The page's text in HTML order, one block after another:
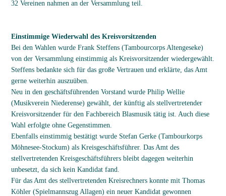
32 Vereinen nahmen an der Versammlung teil.
Einstimmige Wiederwahl des Kreisvorsitzenden
Bei den Wahlen wurde Frank Steffens (Tambourcorps Altengeseke)
von der Versammlung einstimmig als Kreisvorsitzender wiedergewählt.
Steffens bedankte sich für das große Vertrauen und erklärte, das Amt
gerne weiterhin auszuüben.
Neu in den geschäftsführenden Vorstand wurde Philip Wellie
(Musikverein Niederense) gewählt, der künftig als stellvertretender
Kreisvorsitzender für den Fachbereich Blasmusik tätig ist. Auch diese
Wahl erfolgte ohne Gegenstimmen.
Ebenfalls einstimmig bestätigt wurde Stefan Gerke (Tambourkorps
Möhnesee-Stockum) als Kreisgeschäftsführer. Das Amt des
stellvertretenden Kreisgeschäftsführers bleibt dagegen weiterhin
unbesetzt, da sich kein Kandidat fand.
Für das Amt des stellvertretenden Kreisrechners konnte mit Thomas
Köhler (Spielmannszug Allagen) ein neuer Kandidat gewonnen